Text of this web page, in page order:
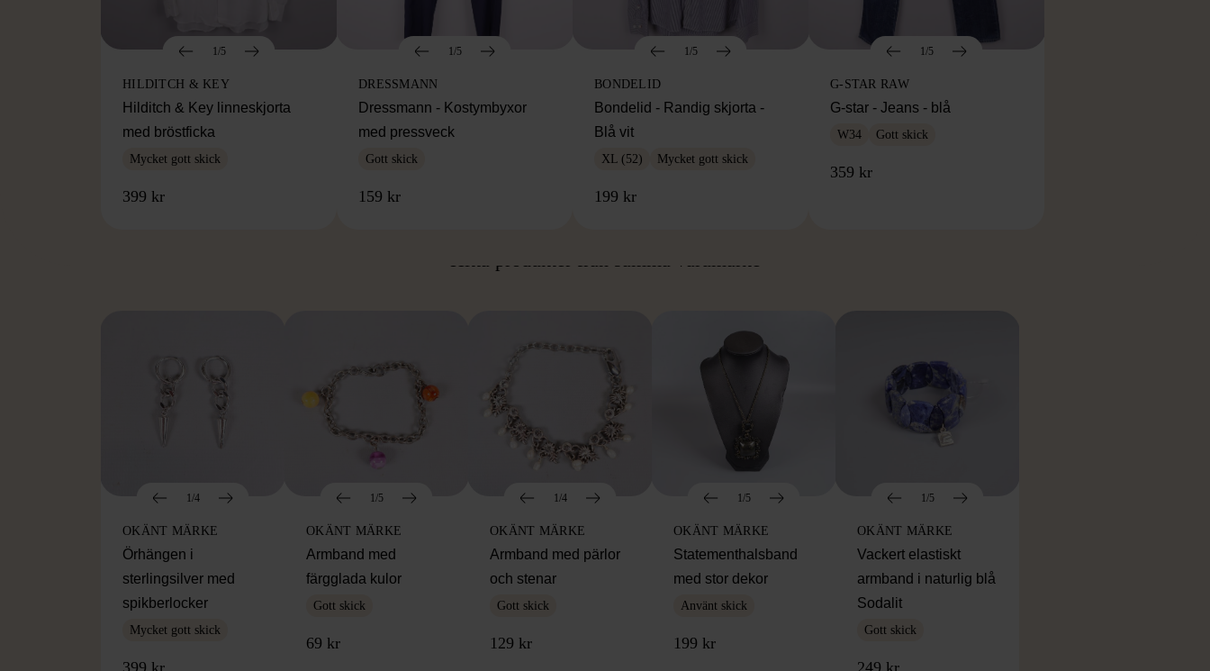
1/5
HILDITCH & KEY
Hilditch & Key linneskjorta
med bröstficka
Mycket gott skick
399 kr
1/5
DRESSMANN
Dressmann - Kostymbyxor
med pressveck
Gott skick
159 kr
1/5
BONDELID
Bondelid - Randig skjorta -
Blå vit
XL (52) Mycket gott skick
199 kr
1/5
G-STAR RAW
G-star - Jeans - blå
W34 Gott skick
359 kr
Hitta produkter från samma varumärke
1/4
OKÄNT MÄRKE
Örhängen i
sterlingsilver med
spikberlocker
Mycket gott skick
1/5
OKÄNT MÄRKE
Armband med
färgglada kulor
Gott skick
69 kr
1/4
OKÄNT MÄRKE
Armband med pärlor
och stenar
Gott skick
129 kr
1/5
OKÄNT MÄRKE
Statementhalsband
med stor dekor
Använt skick
199 kr
1/5
OKÄNT MÄRKE
Vackert elastiskt
armband i naturlig blå
Sodalit
Gott skick